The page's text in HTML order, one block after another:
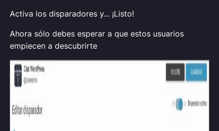
Activa los disparadores y... ¡Listo!
Ahora sólo debes esperar a que estos usuarios
empiecen a descubrirte